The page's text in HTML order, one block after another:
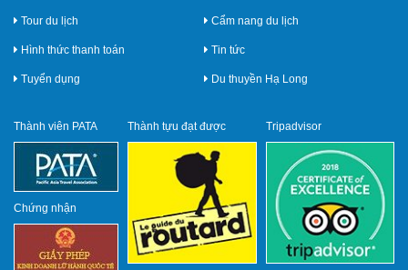
Tour du lịch
Hình thức thanh toán
Tuyển dụng
Cẩm nang du lịch
Tin tức
Du thuyền Hạ Long
Thành viên PATA
Chứng nhận
Thành tựu đạt được Tripadvisor